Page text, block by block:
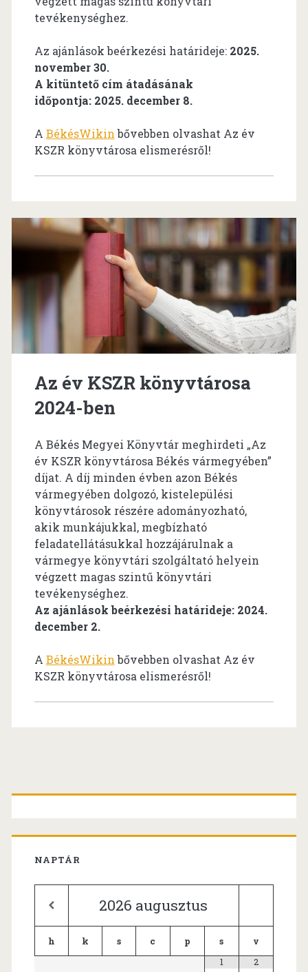
tevékenységhez.
Az ajánlások beérkezési határideje: 2025.
november 30.
A kitüntető cím átadásának
időpontja:2025. december 8.
A BékésWikinbővebben olvashat Az év
KSZR könyvtárosa elismerésről!
Az év KSZR könyvtárosa
2024-ben
A Békés Megyei Könyvtár meghirdeti „Az
év KSZR könyvtárosa Békés vármegyében”
díjat. A díj minden évben azon Békés
vármegyében dolgozó, kistelepülési
könyvtárosok részére adományozható,
akik munkájukkal, megbízható
feladatellátásukkal hozzájárulnak a
vármegye könyvtári szolgáltató helyein
végzett magas szintű könyvtári
tevékenységhez.
Az ajánlások beérkezési határideje: 2024.
december 2.
A BékésWikinbővebben olvashat Az év
KSZR könyvtárosa elismerésről!
Primary
Sidebar
NAPTÁR
2026 augusztus
h k s c p s
v
1
2